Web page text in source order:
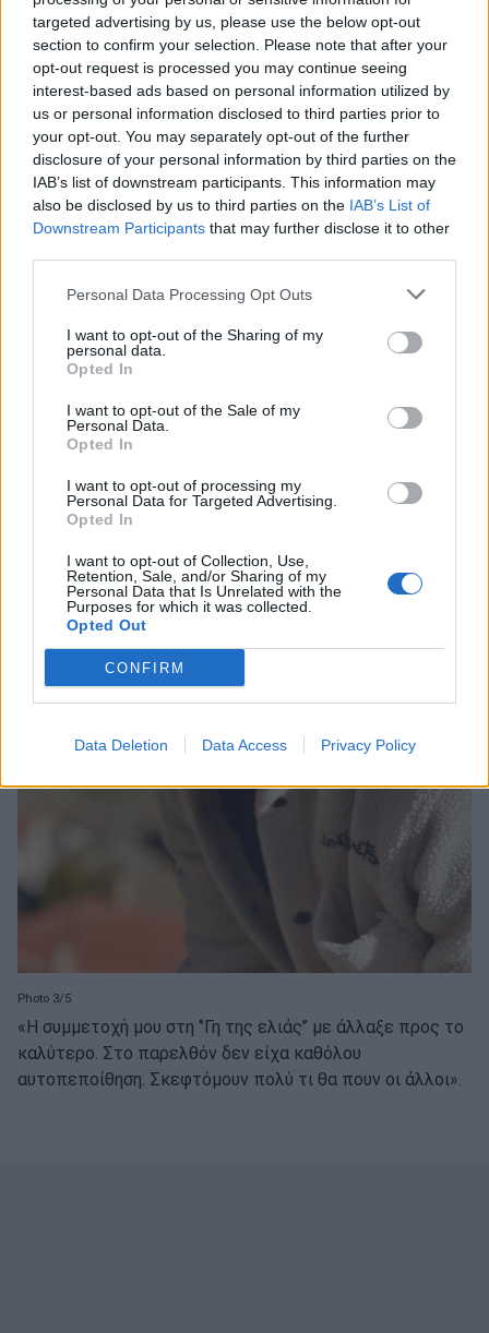
targeted advertising by us, please use the below opt-out
section to confirm your selection. Please note that after your
opt-out request is processed you may continue seeing
interest-based ads based on personal information utilized by
us or personal information disclosed to third parties prior to
your opt-out. You may separately opt-out of the further
disclosure of your personal information by third parties on the
IAB’s list of downstream participants. This information may
also be disclosed by us to third parties on the IAB’s List of
Downstream Participants that may further disclose it to other
Personal Data Processing Opt Outs
I want to opt-out of the Sharing of my
personal data.
Opted In
I want to opt-out of the Sale of my
Personal Data.
Opted In
I want to opt-out of processing my
Personal Data for Targeted Advertising.
Opted In
I want to opt-out of Collection, Use,
Retention, Sale, and/or Sharing of my
Personal Data that Is Unrelated with the
Purposes for which it was collected.
Opted Out
CONFIRM
Data Deletion Data Access Privacy Policy
λογαριασμό στο Τικ Τοκ με χιλιάδες followers, πολύ
Photo 3/5
«Η συμμετοχή μου στη ‘’Γη της ελιάς’’ με άλλαξε προς το
καλύτερο. Στο παρελθόν δεν είχα καθόλου
αυτοπεποίθηση. Σκεφτόμουν πολύ τι θα πουν οι άλλοι».